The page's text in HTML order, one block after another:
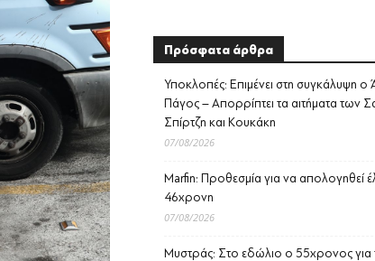
Πρόσφατα άρθρα
Υποκλοπές: Επιμένει στη συγκάλυψη ο
Πάγος – Απορρίπτει τα αιτήματα των
Σπίρτζη και Κουκάκη
07/08/2026
Marfin: Προθεσμία για να απολογηθεί
46χρονη
07/08/2026
Μυστράς: Στο εδώλιο ο 55χρονος για